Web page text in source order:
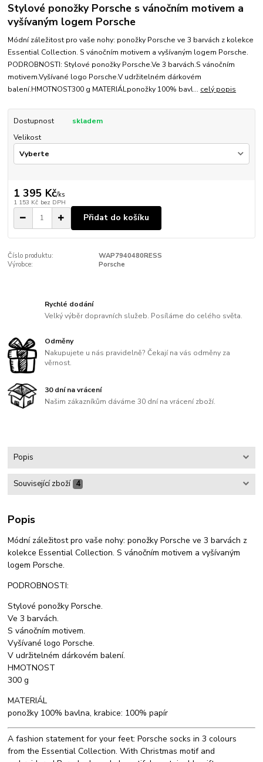
Stylové ponožky Porsche s vánočním motivem a
vyšívaným logem Porsche
Módní záležitost pro vaše nohy: ponožky Porsche ve 3 barvách z kolekce
Essential Collection. S vánočním motivem a vyšívaným logem Porsche.
PODROBNOSTI: Stylové ponožky Porsche.Ve 3 barvách.S vánočním
motivem.Vyšívané logo Porsche.V udržitelném dárkovém
balení.HMOTNOST300 g MATERIÁLponožky 100% bavl... celý popis
Dostupnost
skladem
Velikost
1 395 Kč/ks
1 153 Kč bez DPH
Přidat do košíku
Číslo produktu:
WAP7940480RESS
Výrobce:
Porsche
Rychlé dodání
Velký výběr dopravních služeb. Posíláme do celého světa.
Odměny
Nakupujete u nás pravidelně? Čekají na vás odměny za
věrnost.
30 dní na vrácení
Našim zákazníkům dáváme 30 dní na vrácení zboží.
Popis
Související zboží 4
Popis
Módní záležitost pro vaše nohy: ponožky Porsche ve 3 barvách z
kolekce Essential Collection. S vánočním motivem a vyšívaným
logem Porsche.
PODROBNOSTI:
Stylové ponožky Porsche.
Ve 3 barvách.
S vánočním motivem.
Vyšívané logo Porsche.
V udržitelném dárkovém balení.
HMOTNOST
300 g
MATERIÁL
ponožky 100% bavlna, krabice: 100% papír
A fashion statement for your feet: Porsche socks in 3 colours
from the Essential Collection. With Christmas motif and